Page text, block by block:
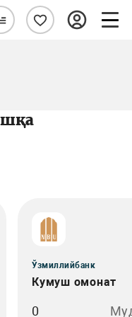
Ўзмиллийбанк
Кумуш омонат
0